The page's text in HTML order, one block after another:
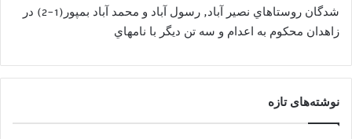
شدگان روستاهاي نصیر آباد, رسول آباد و محمد آباد بمپور(1-2) در
زاهدان محکوم به اعدام و سه تن ديگر با نامهاي
نوشته‌های تازه